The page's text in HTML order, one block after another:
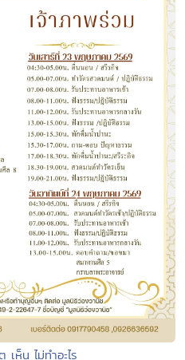
เห็น ไม่ทำอะไร